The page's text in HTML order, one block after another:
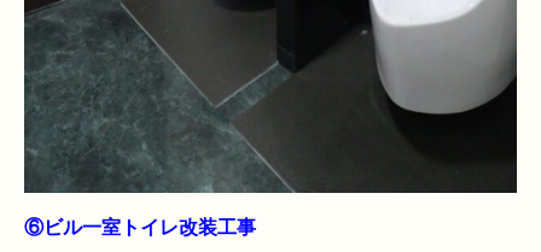
⑥ビル一室トイレ改装工事